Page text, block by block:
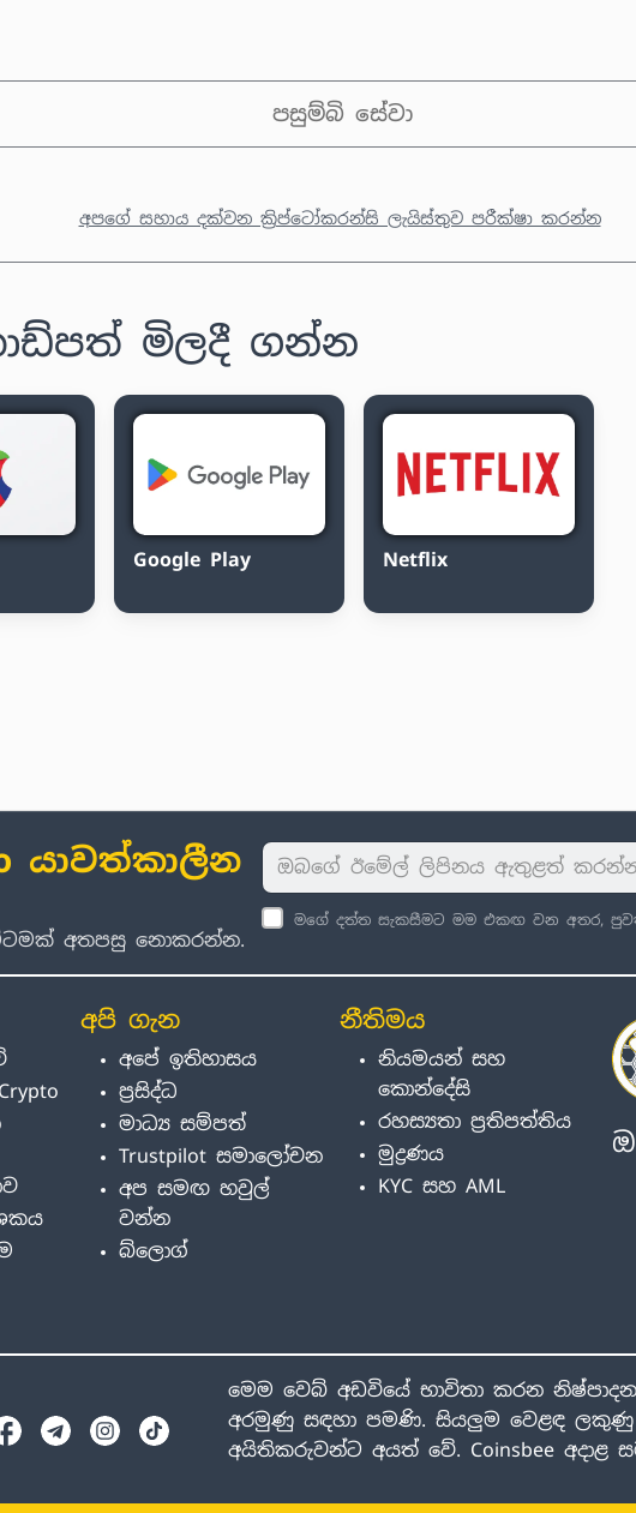
පසුම්බි සේවා
අපගේ සහාය දක්වන ක්‍රිප්ටෝකරන්සි ලැයිස්තුව පරීක්ෂා කරන්න
මිලදී ගන්න
Google Play Netflix
යාවත්කාලීන
අතපසු නොකරන්න.
මගේ දත්ත සැකසීමට මම එකඟ වන අතර,
අපි ගැන
අපේ ඉතිහාසය
ප්‍රසිද්ධ
මාධ්‍ය සම්පත්
Trustpilot සමාලෝචන
අප සමඟ හවුල්
වන්න
බ්ලොග්
නීතිමය
නියමයන් සහ
කොන්දේසි
රහස්‍යතා ප්‍රතිපත්තිය
මුද්‍රණය
KYC සහ AML
මෙම වෙබ් අඩවියේ භාවිතා කරන
අරමුණු සඳහා පමණි. සියලුම වෙළඳ ලකුණු
අයිතිකරුවන්ට අයත් වේ. Coinsbee